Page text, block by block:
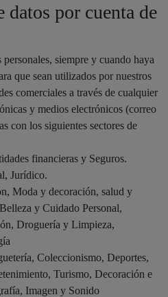
datos por cuenta de
siempre y cuando haya
que sean utilizados por nuestros
comerciales a través de cualquier
y medios electrónicos (correo
con los siguientes sectores de
financieras y Seguros.
Jurídico.
Moda y decoración, salud y
y Cuidado Personal,
Droguería y Limpieza,
Coleccionismo, Deportes,
Turismo, Decoración e
Imagen y Sonido